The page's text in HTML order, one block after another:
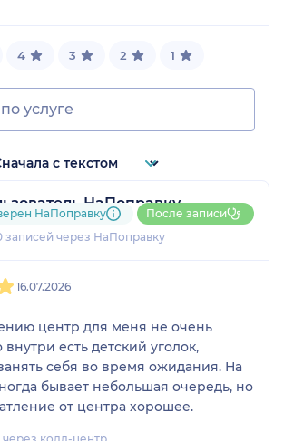
4 3 2 1
НаПоправку
записей через НаПоправку
НаПоправку После записи
16.07.2026
центр для меня не очень
есть детский уголок,
себя во время ожидания. На
бывает небольшая очередь, но
от центра хорошее.